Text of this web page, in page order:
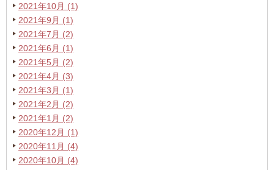
2021年10月 (1)
2021年9月 (1)
2021年7月 (2)
2021年6月 (1)
2021年5月 (2)
2021年4月 (3)
2021年3月 (1)
2021年2月 (2)
2021年1月 (2)
2020年12月 (1)
2020年11月 (4)
2020年10月 (4)